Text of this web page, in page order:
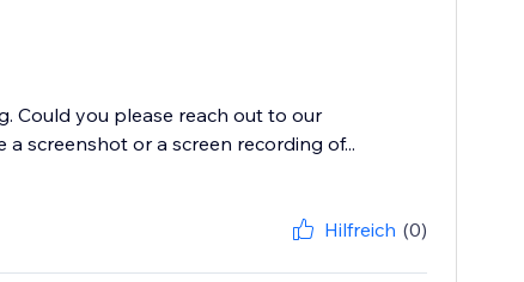
Could you please reach out to our
screenshot or a screen recording of...
Hilfreich (0)